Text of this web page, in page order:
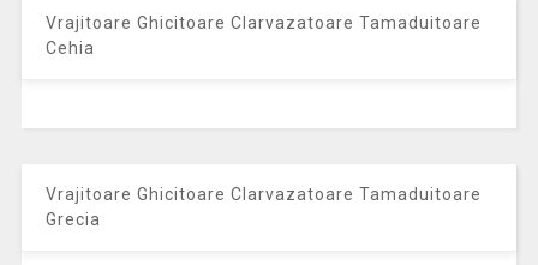
Vrajitoare Ghicitoare Clarvazatoare Tamaduitoare
Cehia
Vrajitoare Ghicitoare Clarvazatoare Tamaduitoare
Grecia